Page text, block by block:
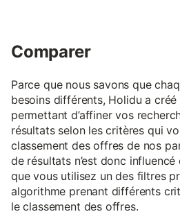
Comparer
Parce que nous savons que
besoins différents, Holidu a
permettant d’affiner vos
résultats selon les critères qui
classement des offres de nos
de résultats n’est donc
que vous utilisez un des filtres
algorithme prenant différents
le classement des offres.